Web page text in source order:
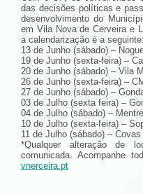
das decisões políticas e
desenvolvimento do
em Vila Nova de Cerveira e
a calendarização é a seguinte:
13 de Junho (sábado) –
19 de Junho (sexta-feira) –
20 de Junho (sábado) – Vila
26 de Junho (sexta-feira) –
27 de Junho (sábado) –
03 de Julho (sexta feira) –
04 de Julho (sábado) –
10 de Julho (sexta-feira) –
11 de Julho (sábado) – Covas
*Qualquer alteração de
comunicada. Acompanhe
vnerceira.pt